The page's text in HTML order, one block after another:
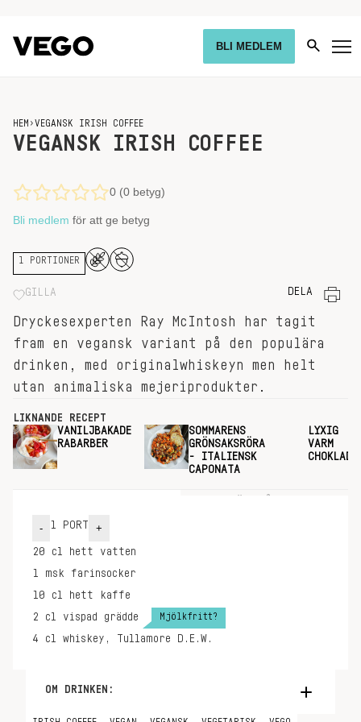
BLI MEDLEM
HEM ›VEGANSK IRISH COFFEE
VEGANSK IRISH COFFEE
0 (0 betyg)
Bli medlem för att ge betyg
1 PORTIONER
GILLA DELA
Dryckesexperten Ray McIntosh har tagit
fram en vegansk variant på den populära
drinken, med originalwhiskeyn men helt
utan animaliska mejeriprodukter.
LIKNANDE RECEPT
VANILJBAKADE
RABARBER
SOMMARENS
GRÖNSAKSRÖRA
- ITALIENSK
CAPONATA
LYXIG
VARM
CHOKLAD
- 1 PORT +
20 cl
hett vatten
1 msk
farinsocker
10 cl
hett kaffe
2 cl vispad grädde Mjölkfritt?
4 cl whiskey, Tullamore D.E.W.
OM DRINKEN: